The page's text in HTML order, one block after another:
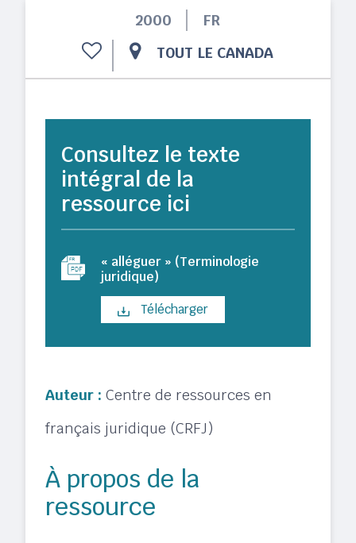
2000
FR
TOUT LE CANADA
Auteur : Centre de ressources en
français juridique (CRFJ)
À propos de la
ressource
Consultez le texte
intégral de la
ressource ici
« alléguer » (Terminologie
juridique)
Télécharger